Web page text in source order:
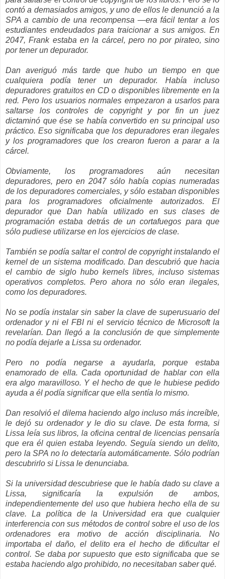
contó a demasiados amigos, y uno de ellos le denunció a la
SPA a cambio de una recompensa —era fácil tentar a los
estudiantes endeudados para traicionar a sus amigos. En
2047, Frank estaba en la cárcel, pero no por pirateo, sino
por tener un depurador.
Dan averiguó más tarde que hubo un tiempo en que
cualquiera podía tener un depurador. Había incluso
depuradores gratuitos en CD o disponibles libremente en la
red. Pero los usuarios normales empezaron a usarlos para
saltarse los controles de copyright y por fin un juez
dictaminó que ése se había convertido en su principal uso
práctico. Eso significaba que los depuradores eran ilegales
y los programadores que los crearon fueron a parar a la
cárcel.
Obviamente, los programadores aún necesitan
depuradores, pero en 2047 sólo había copias numeradas
de los depuradores comerciales, y sólo estaban disponibles
para los programadores oficialmente autorizados. El
depurador que Dan había utilizado en sus clases de
programación estaba detrás de un cortafuegos para que
sólo pudiese utilizarse en los ejercicios de clase.
También se podía saltar el control de copyright instalando el
kernel de un sistema modificado. Dan descubrió que hacia
el cambio de siglo hubo kernels libres, incluso sistemas
operativos completos. Pero ahora no sólo eran ilegales,
como los depuradores.
No se podía instalar sin saber la clave de superusuario del
ordenador y ni el FBI ni el servicio técnico de Microsoft la
revelarían. Dan llegó a la conclusión de que simplemente
no podía dejarle a Lissa su ordenador.
Pero no podía negarse a ayudarla, porque estaba
enamorado de ella. Cada oportunidad de hablar con ella
era algo maravilloso. Y el hecho de que le hubiese pedido
ayuda a él podía significar que ella sentía lo mismo.
Dan resolvió el dilema haciendo algo incluso más increíble,
le dejó su ordenador y le dio su clave. De esta forma, si
Lissa leía sus libros, la oficina central de licencias pensaría
que era él quien estaba leyendo. Seguía siendo un delito,
pero la SPA no lo detectaría automáticamente. Sólo podrían
descubrirlo si Lissa le denunciaba.
Si la universidad descubriese que le había dado su clave a
Lissa, significaría la expulsión de ambos,
independientemente del uso que hubiera hecho ella de su
clave. La política de la Universidad era que cualquier
interferencia con sus métodos de control sobre el uso de los
ordenadores era motivo de acción disciplinaria. No
importaba el daño, el delito era el hecho de dificultar el
control. Se daba por supuesto que esto significaba que se
estaba haciendo algo prohibido, no necesitaban saber qué.